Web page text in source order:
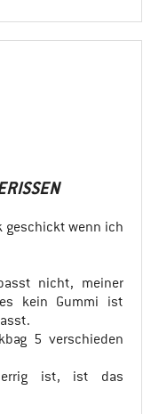
geschickt wenn ich
nicht, meiner
kein Gummi ist
5 verschieden
ist, ist das